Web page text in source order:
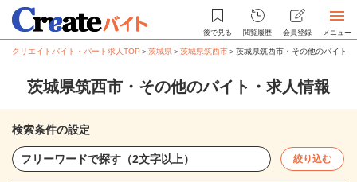
後で見る 閲覧履歴 会員登録 メニュー
クリエイトバイト・パート求人TOP ＞茨城県＞茨城県筑西市＞茨城県筑西市・その他のバイト
茨城県筑西市・その他のバイト・求人情報
検索条件の設定
絞り込む